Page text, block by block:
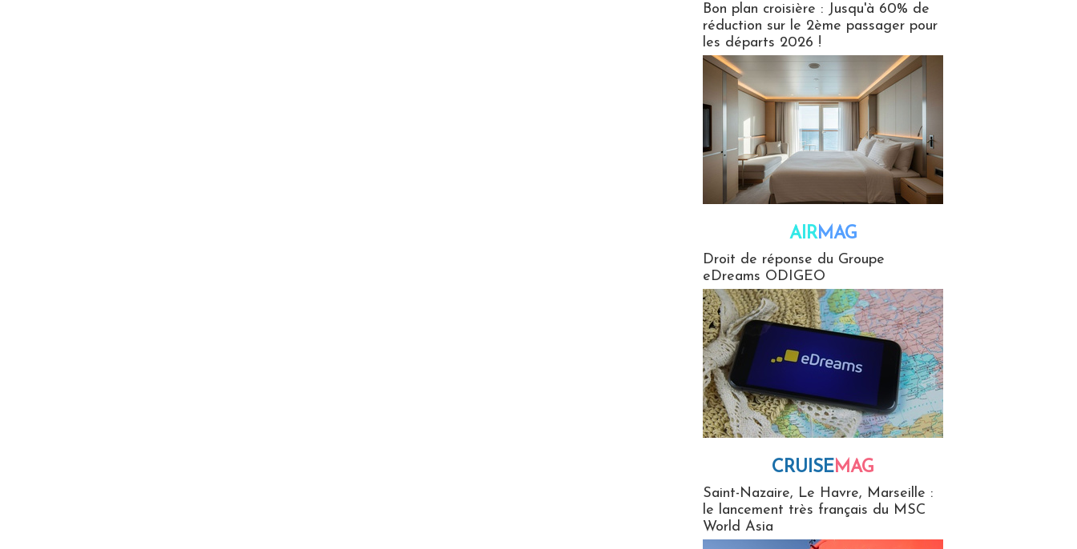
Bon plan croisière : Jusqu'à 60% de
réduction sur le 2ème passager pour
les départs 2026 !
AIRMAG
Droit de réponse du Groupe
eDreams ODIGEO
CRUISEMAG
Saint-Nazaire, Le Havre, Marseille :
le lancement très français du MSC
World Asia